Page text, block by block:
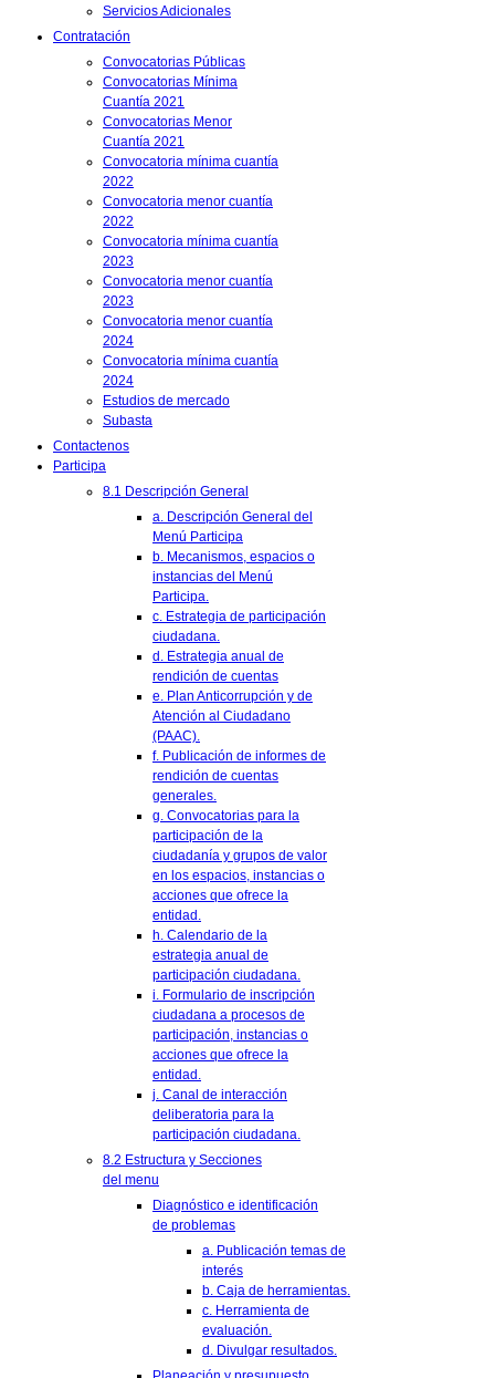
Servicios Adicionales
Contratación
Convocatorias Públicas
Convocatorias Mínima
Cuantía 2021
Convocatorias Menor
Cuantía 2021
Convocatoria mínima cuantía
2022
Convocatoria menor cuantía
2022
Convocatoria mínima cuantía
2023
Convocatoria menor cuantía
2023
Convocatoria menor cuantía
2024
Convocatoria mínima cuantía
2024
Estudios de mercado
Subasta
Contactenos
Participa
8.1 Descripción General
a. Descripción General del
Menú Participa
b. Mecanismos, espacios o
instancias del Menú
Participa.
c. Estrategia de participación
ciudadana.
d. Estrategia anual de
rendición de cuentas
e. Plan Anticorrupción y de
Atención al Ciudadano
(PAAC).
f. Publicación de informes de
rendición de cuentas
generales.
g. Convocatorias para la
participación de la
ciudadanía y grupos de valor
en los espacios, instancias o
acciones que ofrece la
entidad.
h. Calendario de la
estrategia anual de
participación ciudadana.
i. Formulario de inscripción
ciudadana a procesos de
participación, instancias o
acciones que ofrece la
entidad.
j. Canal de interacción
deliberatoria para la
participación ciudadana.
8.2 Estructura y Secciones
del menu
Diagnóstico e identificación
de problemas
a. Publicación temas de
interés
b. Caja de herramientas.
c. Herramienta de
evaluación.
d. Divulgar resultados.